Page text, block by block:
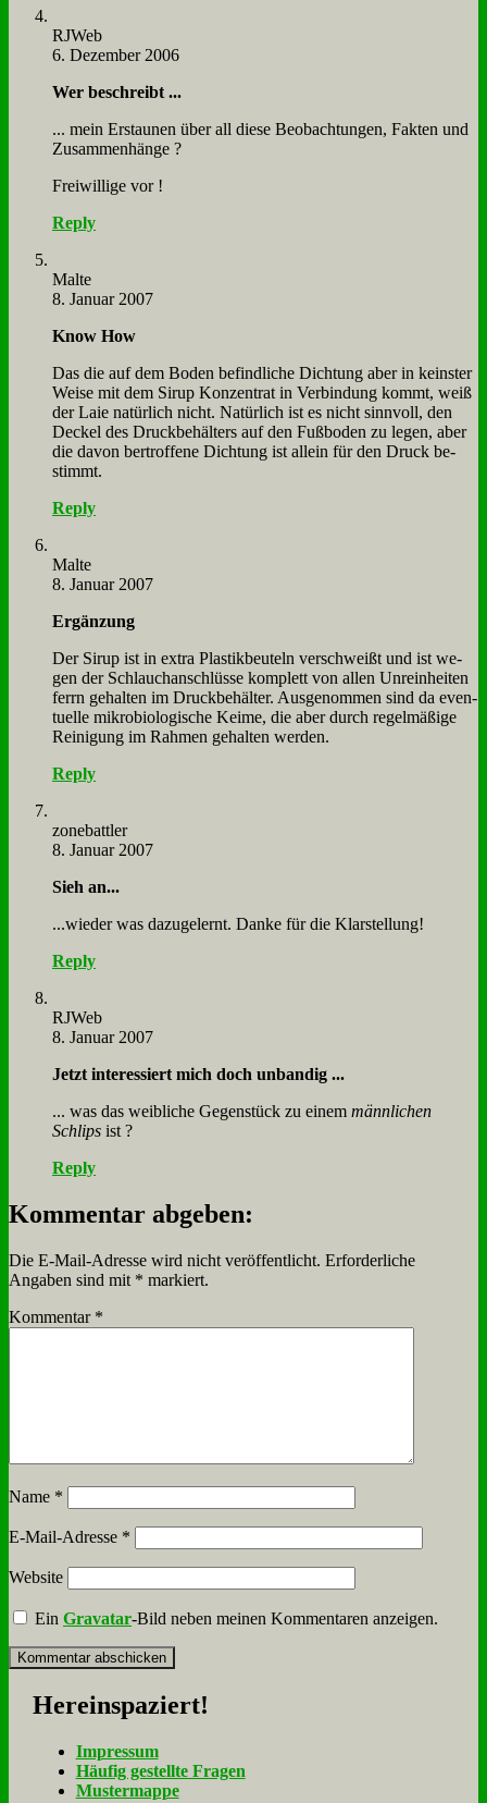
RJ­Web
6. Dezember 2006
Wer be­schreibt ...
... mein Er­stau­nen über all die­se Be­ob­ach­tun­gen, Fak­ten und
Zu­sam­men­hän­ge ?
Frei­wil­li­ge vor !
Reply
Mal­te
8. Januar 2007
Know How
Das die auf dem Bo­den be­find­li­che Dich­tung aber in kein­ster
Wei­se mit dem Si­rup Kon­zen­trat in Ver­bin­dung kommt, weiß
der Laie na­tür­lich nicht. Na­tür­lich ist es nicht sinn­voll, den
Deckel des Druck­be­häl­ters auf den Fuß­bo­den zu le­gen, aber
die da­von bertrof­fe­ne Dich­tung ist al­lein für den Druck be­
stimmt.
Reply
Mal­te
8. Januar 2007
Er­gän­zung
Der Si­rup ist in ex­tra Pla­stik­beu­teln ver­schweißt und ist we­
gen der Schlauch­an­schlüs­se kom­plett von al­len Un­rein­hei­ten
ferrn ge­hal­ten im Druck­be­häl­ter. Aus­ge­nom­men sind da even­
tu­el­le mi­kro­bio­lo­gi­sche Kei­me, die aber durch re­gel­mä­ßi­ge
Rei­ni­gung im Rah­men ge­hal­ten wer­den.
Reply
zone­batt­ler
8. Januar 2007
Sieh an...
...wie­der was da­zu­ge­lernt. Dan­ke für die Klar­stel­lung!
Reply
RJ­Web
8. Januar 2007
Jetzt in­ter­es­siert mich doch un­ban­dig ...
... was das weib­li­che Ge­gen­stück zu ei­nem männ­li­chen
Schlips ist ?
Reply
Kommentar abgeben:
Die E-Mail-Adresse wird nicht veröffentlicht. Erforderliche
Angaben sind mit * markiert.
Kommentar *
Name *
E-Mail-Adresse *
Website
EinGravatar-Bild neben meinen Kommentaren anzeigen.
Her­ein­spa­ziert!
Im­pres­sum
Häu­fig ge­stell­te Fra­gen
Mu­ster­map­pe